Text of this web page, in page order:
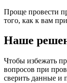
Проще провести
того, как к вам
Наше
Чтобы избежать
вопросов при
сверить данные и